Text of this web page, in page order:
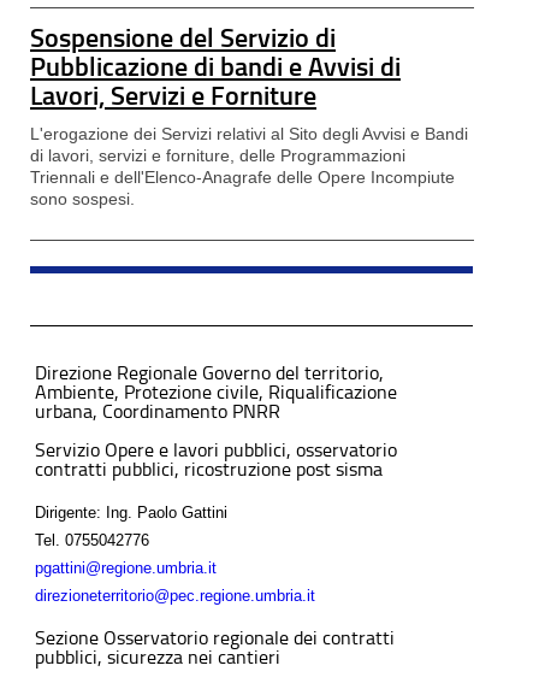
Sospensione del Servizio di
Pubblicazione di bandi e Avvisi di
Lavori, Servizi e Forniture
L'erogazione dei Servizi relativi al Sito degli Avvisi e Bandi
di lavori, servizi e forniture, delle Programmazioni
Triennali e dell'Elenco-Anagrafe delle Opere Incompiute
sono sospesi.
Direzione Regionale Governo del territorio,
Ambiente, Protezione civile, Riqualificazione
urbana, Coordinamento PNRR
Servizio Opere e lavori pubblici, osservatorio
contratti pubblici, ricostruzione post sisma
Dirigente: Ing. Paolo Gattini
Tel.
0755042776
pgattini@regione.umbria.it
direzioneterritorio@pec.regione.umbria.it
Sezione Osservatorio regionale dei contratti
pubblici, sicurezza nei cantieri